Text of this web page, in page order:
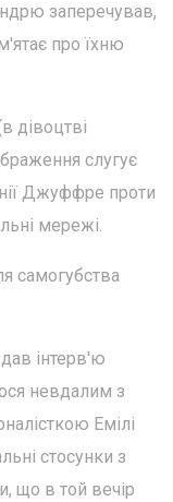
заперечував,
про їхню
дівоцтві
слугує
Джуффре проти
мережі.
самогубства
інтерв'ю
невдалим з
Емілі
стосунки з
що в той вечір